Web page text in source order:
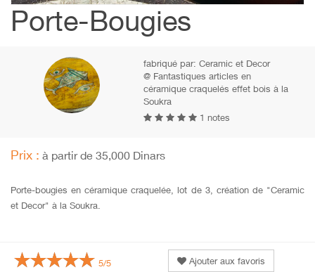
Porte-Bougies
fabriqué par:Ceramic et Decor
@ Fantastiques articles en
céramique craquelés effet bois à la
Soukra
1 notes
Prix : à partir de 35,000 Dinars
Porte-bougies en céramique craquelée, lot de 3, création de "Ceramic
et Decor" à la Soukra.
5/5
Ajouter aux favoris